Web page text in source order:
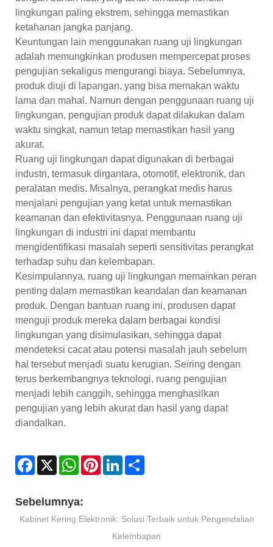
lingkungan paling ekstrem, sehingga memastikan
ketahanan jangka panjang.
Keuntungan lain menggunakan ruang uji lingkungan
adalah memungkinkan produsen mempercepat proses
pengujian sekaligus mengurangi biaya. Sebelumnya,
produk diuji di lapangan, yang bisa memakan waktu
lama dan mahal. Namun dengan penggunaan ruang uji
lingkungan, pengujian produk dapat dilakukan dalam
waktu singkat, namun tetap memastikan hasil yang
akurat.
Ruang uji lingkungan dapat digunakan di berbagai
industri, termasuk dirgantara, otomotif, elektronik, dan
peralatan medis. Misalnya, perangkat medis harus
menjalani pengujian yang ketat untuk memastikan
keamanan dan efektivitasnya. Penggunaan ruang uji
lingkungan di industri ini dapat membantu
mengidentifikasi masalah seperti sensitivitas perangkat
terhadap suhu dan kelembapan.
Kesimpulannya, ruang uji lingkungan memainkan peran
penting dalam memastikan keandalan dan keamanan
produk. Dengan bantuan ruang ini, produsen dapat
menguji produk mereka dalam berbagai kondisi
lingkungan yang disimulasikan, sehingga dapat
mendeteksi cacat atau potensi masalah jauh sebelum
hal tersebut menjadi suatu kerugian. Seiring dengan
terus berkembangnya teknologi, ruang pengujian
menjadi lebih canggih, sehingga menghasilkan
pengujian yang lebih akurat dan hasil yang dapat
diandalkan.
Facebook
X WhatsAppPinterestLinkedIn
Sebelumnya:
Kabinet Kering Elektronik: Solusi Terbaik untuk Pengendalian
Kelembapan